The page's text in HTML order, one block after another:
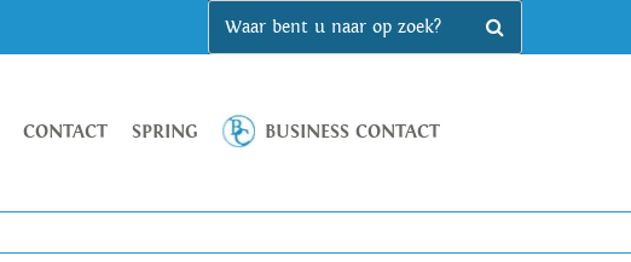
CONTACT SPRING BUSINESS CONTACT